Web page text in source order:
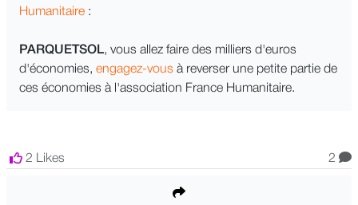
Humanitaire :
PARQUETSOL, vous allez faire des milliers d'euros
d'économies, engagez-vous à reverser une petite partie de
ces économies à l'association France Humanitaire.
2 Likes 2